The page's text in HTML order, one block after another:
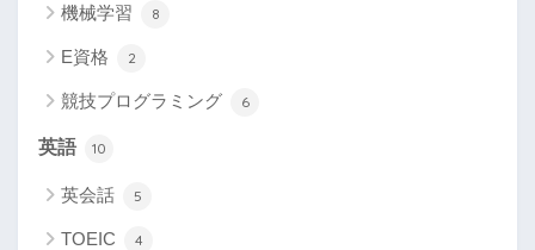
機械学習 8
E資格 2
競技プログラミング 6
英語 10
英会話 5
TOEIC 4